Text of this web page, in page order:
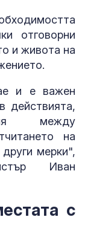
отговорни
и живота на
и е важен
действията,
между
на
мерки",
Иван
с